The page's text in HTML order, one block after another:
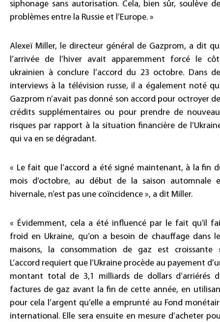
siphonage sans autorisation. Cela, bien sûr, soulève
problèmes entre la Russie et l’Europe. »
Alexeï Miller, le directeur général de Gazprom, a dit
l’arrivée de l’hiver avait apparemment forcé le
ukrainien à conclure l’accord du 23 octobre. Dans
interviews à la télévision russe, il a également noté
Gazprom n’avait pas donné son accord pour octroyer
crédits supplémentaires ou pour prendre de
risques par rapport à la situation financière de
qui va en se dégradant.
« Le fait que l’accord a été signé maintenant, à la fin
mois d’octobre, au début de la saison automnale
hivernale, n’est pas une coïncidence », a dit Miller.
« Évidemment, cela a été influencé par le fait qu’il
froid en Ukraine, qu’on a besoin de chauffage dans
maisons, la consommation de gaz est croissante
L’accord requiert que l’Ukraine procède au payement
montant total de 3,1 milliards de dollars d’arriérés
factures de gaz avant la fin de cette année, en
pour cela l’argent qu’elle a emprunté au Fond
international. Elle sera ensuite en mesure d’acheter